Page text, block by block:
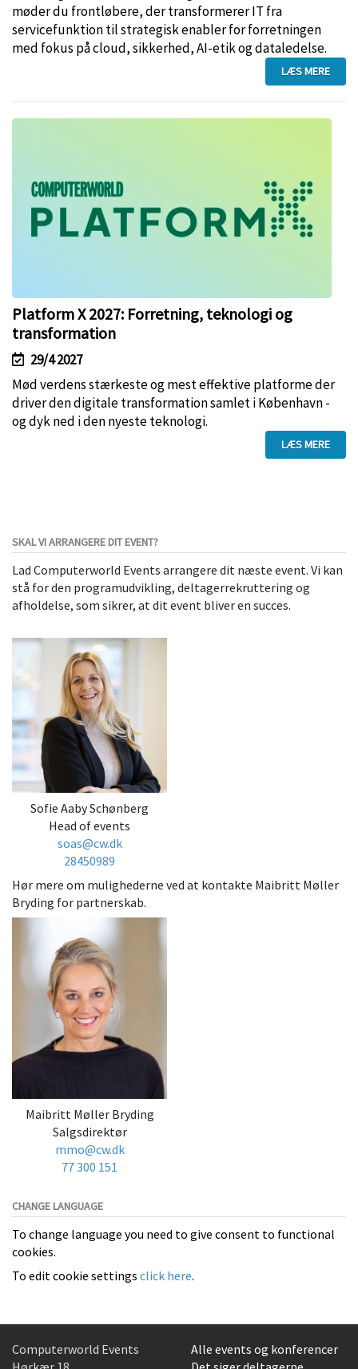
møder du frontløbere, der transformerer IT fra
servicefunktion til strategisk enabler for forretningen
med fokus på cloud, sikkerhed, AI-etik og dataledelse.
LÆS MERE
Platform X 2027: Forretning, teknologi og
transformation
29/4 2027
Mød verdens stærkeste og mest effektive platforme der
driver den digitale transformation samlet i København -
og dyk ned i den nyeste teknologi.
LÆS MERE
SKAL VI ARRANGERE DIT EVENT?
Lad Computerworld Events arrangere dit næste event. Vi kan
stå for den programudvikling, deltagerrekruttering og
afholdelse, som sikrer, at dit event bliver en succes.
Sofie Aaby Schønberg
Head of events
soas@cw.dk
28450989
Hør mere om mulighederne ved at kontakte Maibritt Møller
Bryding for partnerskab.
Maibritt Møller Bryding
Salgsdirektør
mmo@cw.dk
77 300 151
CHANGE LANGUAGE
To change language you need to give consent to functional
cookies.
To edit cookie settings click here.
Computerworld Events
Alle events og konferencer